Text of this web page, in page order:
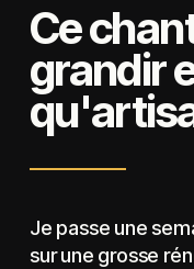
Ce
grandir
Je passe une
sur une grosse